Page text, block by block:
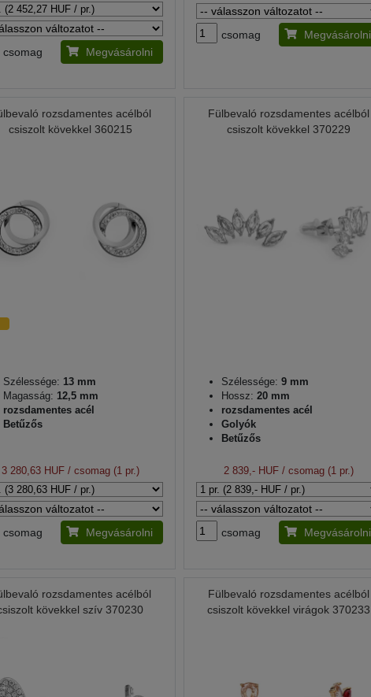
csomag Megvásárolni
csomag Megvásárolni
rozsdamentes acélból
csiszolt kövekkel 360215
Szélessége: 13 mm
Magasság: 12,5 mm
rozsdamentes acél
Betűzős
3 280,63 HUF/ csomag (1 pr.)
csomag Megvásárolni
Fülbevaló rozsdamentes acélból
csiszolt kövekkel 370229
Szélessége: 9 mm
Hossz: 20 mm
rozsdamentes acél
Golyók
Betűzős
2 839,- HUF/ csomag (1 pr.)
csomag Megvásárolni
rozsdamentes acélból
kövekkel szív 370230
Fülbevaló rozsdamentes acélból
csiszolt kövekkel virágok 370233